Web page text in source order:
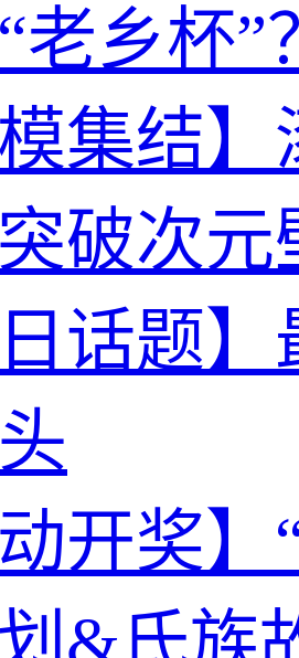
老乡杯”
模集结
破次元
日话题
动开奖
&氏族